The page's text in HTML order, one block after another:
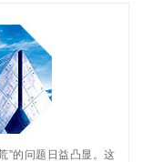
”的问题日益凸显。这